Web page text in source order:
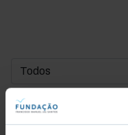
DATA DE INÍCIO